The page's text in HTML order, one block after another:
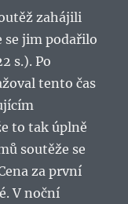
zahájili
se jim podařilo
s.). Po
tento čas
to tak úplně
soutěže se
za první
V noční